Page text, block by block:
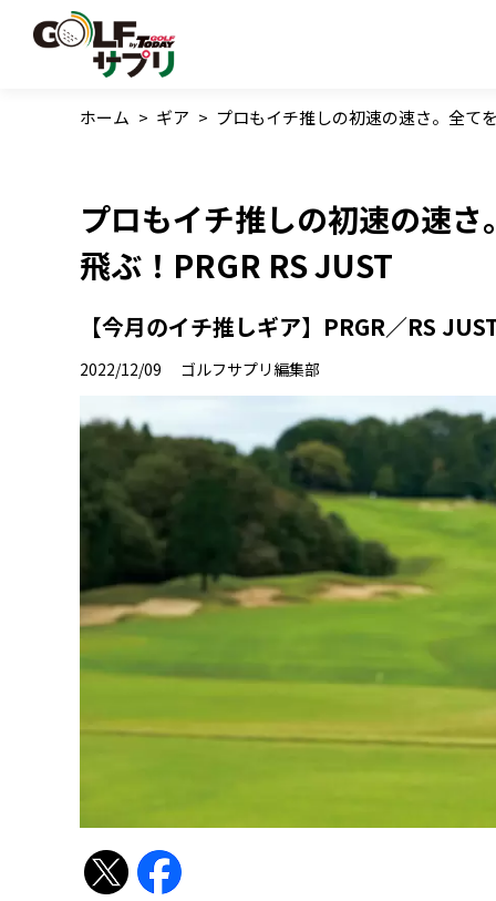
ホーム > ギア > プロもイチ推しの初速の速さ。全て
プロもイチ推しの初速の速
飛ぶ！PRGR RS JUST
【今月のイチ推しギア】PRGR／RS
2022/12/09 ゴルフサプリ編集部